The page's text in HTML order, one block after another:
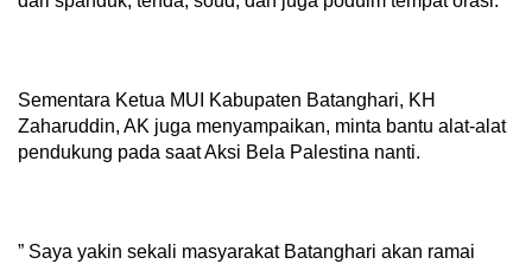
Sementara Ketua MUI Kabupaten Batanghari, KH
Zaharuddin, AK juga menyampaikan, minta bantu alat-alat
pendukung pada saat Aksi Bela Palestina nanti.
” Saya yakin sekali masyarakat Batanghari akan ramai